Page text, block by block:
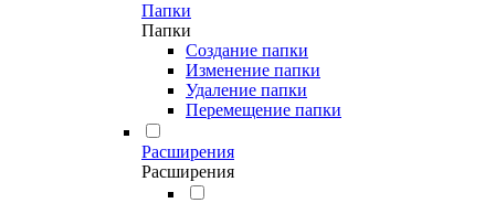
Папки
Папки
Создание папки
Изменение папки
Удаление папки
Перемещение папки
Расширения
Расширения